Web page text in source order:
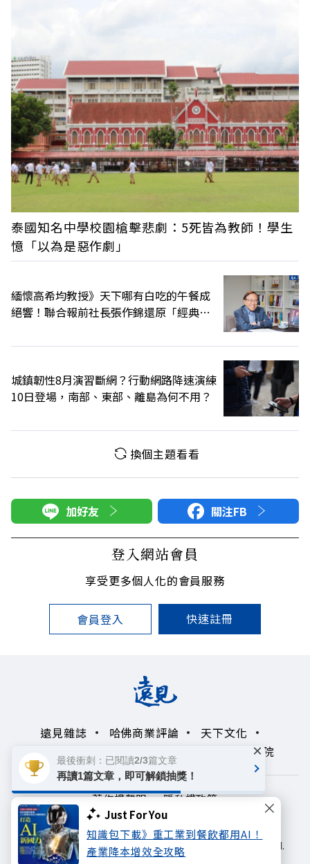
Just For You
知識包下載》重工業到餐飲都用AI！
產業降本增效全攻略
泰國知名中學校園槍擊悲劇：5死皆為教師！學生
憶「以為是惡作劇」
緬懷高希均教授》天下哪有白吃的午餐成
絕響！聯合報前社長張作錦還原「經典名
城鎮韌性8月演習斷網？行動網路降速演練
10日登場，南部、東部、離島為何不用？
換個主題看看
加好友 關注FB
登入網站會員
享受更多個人化的會員服務
會員登入 快速註冊
遠見雜誌 哈佛商業評論
天下文化
未來親子學習平台
領導影響力學院
著作權聲明
隱私權政策
Copyright© 1999~2026
遠見天下文化出版股份有限公司. All rights reserved.
最後衝刺：已閱讀2/3篇文章
再讀1篇文章，即可解鎖抽獎！
×